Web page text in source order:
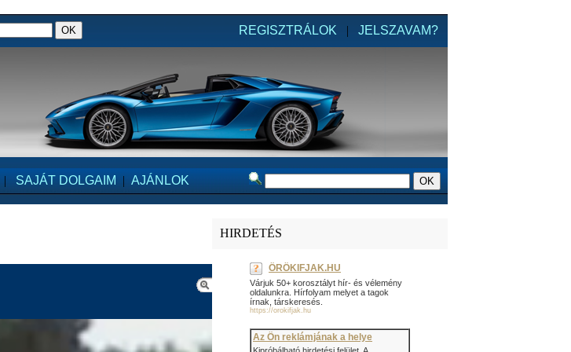
REGISZTRÁLOK | JELSZAVAM?
| SAJÁT DOLGAIM | AJÁNLOK
HIRDETÉS
ÖRÖKIFJAK.HU
Várjuk 50+ korosztályt hír- és vélemény
oldalunkra. Hírfolyam melyet a tagok
írnak, társkeresés.
https://orokifjak.hu
Az Ön reklámjának a helye